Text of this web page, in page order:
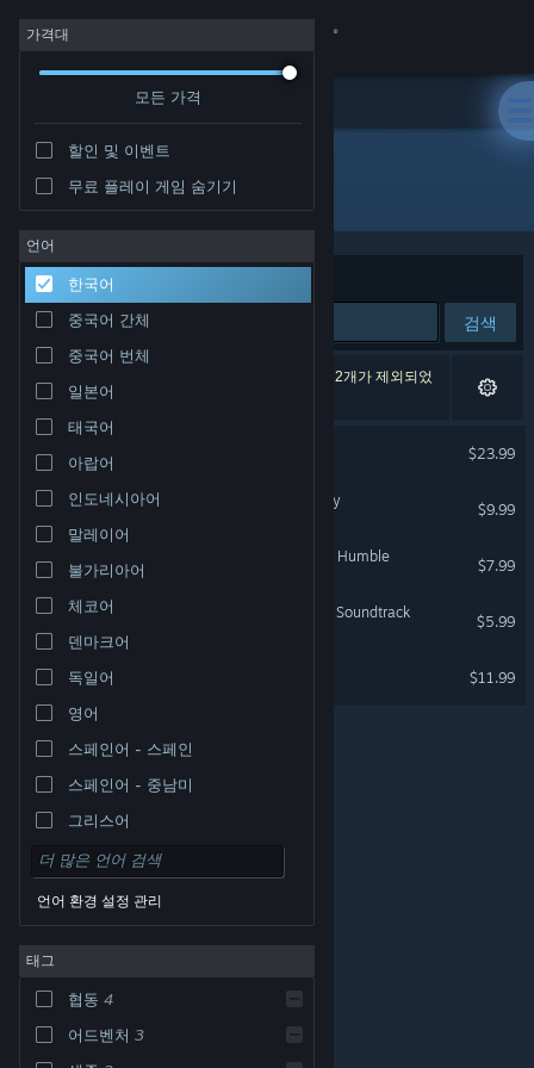
로그인
커뮤니티
정보
지원
언어 변경
Steam 모바일 앱 다운로드
PC 웹사이트 보기
© Valve Corporation. 모든 권리 보유. 모든 상표는 미국
및 기타 국가에서 각각 해당 소유자의 재산입니다.
환불| 쿠키
가격대
모든 가격
할인 및 이벤트
무료 플레이 게임 숨기기
언어
한국어
중국어 간체
중국어 번체
일본어
태국어
아랍어
인도네시아어
말레이어
불가리아어
체코어
덴마크어
독일어
영어
스페인어 - 스페인
스페인어 - 중남미
그리스어
언어 환경 설정 관리
태그
협동 4
어드벤처 3
개발자: Miju Games
정렬 기준 연관성
검색
검색 결과가 5개 있습니다. 환경 설정에 따라 게임 2개가 제외되었
습니다.
$23.99
The Planet Crafter - Toxicity
$9.99
The Planet Crafter - Planet Humble
$7.99
The Planet Crafter Original Soundtrack
$5.99
$11.99